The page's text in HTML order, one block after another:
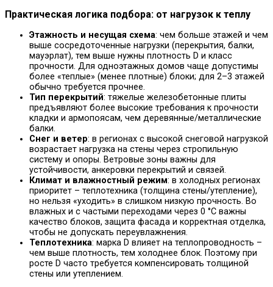
Практическая логика подбора: от нагрузок к теплу
Этажность и несущая схема: чем больше этажей и чем
выше сосредоточенные нагрузки (перекрытия, балки,
мауэрлат), тем выше нужны плотность D и класс
прочности. Для одноэтажных домов чаще допустимы
более «теплые» (менее плотные) блоки; для 2–3 этажей
обычно требуется прочнее.
Тип перекрытий: тяжелые железобетонные плиты
предъявляют более высокие требования к прочности
кладки и армопоясам, чем деревянные/металлические
балки.
Снег и ветер: в регионах с высокой снеговой нагрузкой
возрастает нагрузка на стены через стропильную
систему и опоры. Ветровые зоны важны для
устойчивости, анкеровки перекрытий и связей.
Климат и влажностный режим: в холодных регионах
приоритет – теплотехника (толщина стены/утепление),
но нельзя «уходить» в слишком низкую прочность. Во
влажных и с частыми переходами через 0 °C важны
качество блоков, защита фасада и корректная отделка,
чтобы не допускать переувлажнения.
Теплотехника: марка D влияет на теплопроводность –
чем выше плотность, тем холоднее блок. Поэтому при
росте D часто требуется компенсировать толщиной
стены или утеплением.